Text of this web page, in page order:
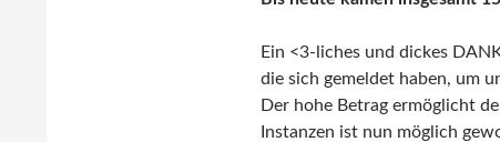
Ein <3-liches und dickes
die sich gemeldet haben, um
Der hohe Betrag ermöglicht
Instanzen ist nun möglich